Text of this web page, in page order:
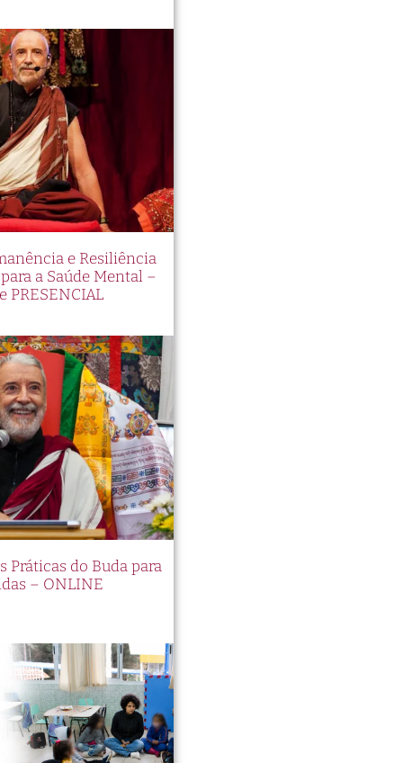
e Resiliência
a Saúde Mental –
PRESENCIAL
Práticas do Buda para
– ONLINE